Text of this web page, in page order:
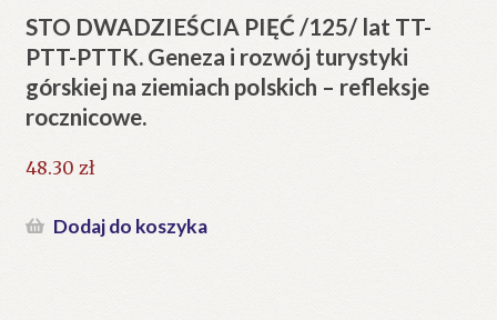
STO DWADZIEŚCIA PIĘĆ /125/ lat TT-
PTT-PTTK. Geneza i rozwój turystyki
górskiej na ziemiach polskich – refleksje
rocznicowe.
48.30 zł
Dodaj do koszyka